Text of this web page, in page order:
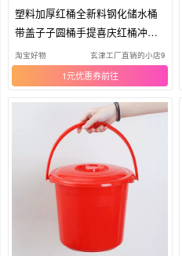
塑料加厚红桶全新料钢化储水桶
带盖子子圆桶手提喜庆红桶冲凉
桶洗
淘宝好物 玄津工厂直销的小店91
1元优惠券